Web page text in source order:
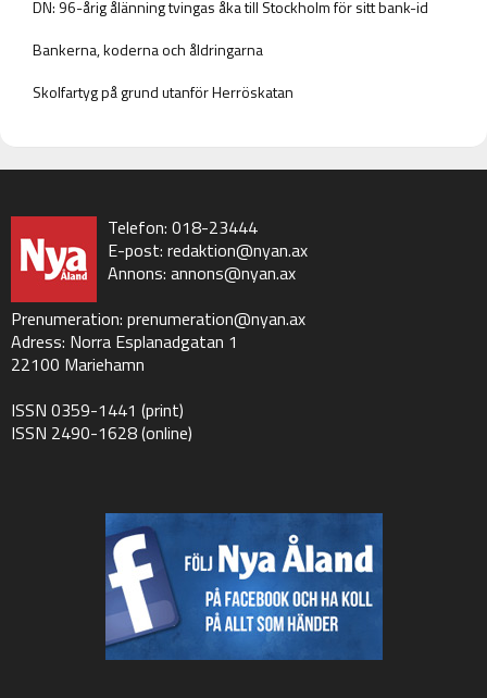
DN: 96-årig ålänning tvingas åka till Stockholm för sitt bank-id
Bankerna, koderna och åldringarna
Skolfartyg på grund utanför Herröskatan
Telefon: 018-23444
E-post: redaktion@nyan.ax
Annons: annons@nyan.ax
Prenumeration: prenumeration@nyan.ax
Adress: Norra Esplanadgatan 1
22100 Mariehamn
ISSN 0359-1441 (print)
ISSN 2490-1628 (online)